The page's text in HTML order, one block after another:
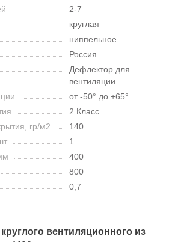
2-7
круглая
ниппельное
Россия
Дефлектор для
вентиляции
от -50° до +65°
2 Класс
гр/м2
140
1
400
800
0,7
вентиляционного из